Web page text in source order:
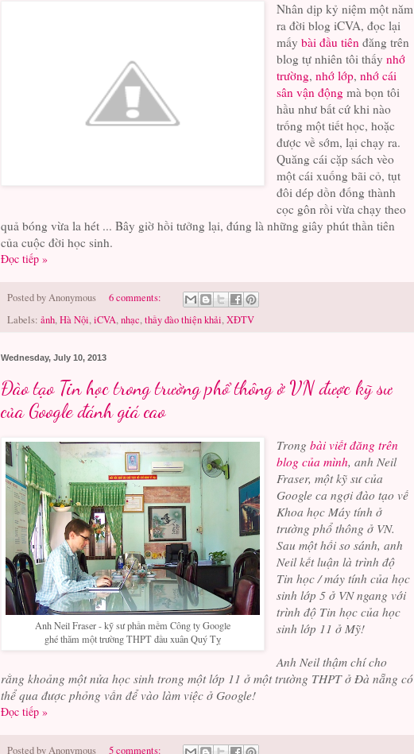
Nhân dịp kỷ niệm một năm
ra đời blog iCVA, đọc lại
mấybài đầu tiên đăng trên
blog tự nhiên tôi thấynhớ
trường,nhớ lớp,nhớ cái
sân vận động mà bọn tôi
hầu như bất cứ khi nào
trống một tiết học, hoặc
được về sớm, lại chạy ra.
Quăng cái cặp sách vèo
một cái xuống bãi cỏ, tụt
đôi dép dồn đống thành
cọc gôn rồi vừa chạy theo
quả bóng vừa la hét ... Bây giờ hồi tưởng lại, đúng là những giây phút thần tiên
của cuộc đời học sinh.
Đọc tiếp »
Posted byAnonymous
6 comments:
Labels: ảnh,Hà Nội,iCVA,nhạc,thầy đào thiện khải,XĐTV
Wednesday, July 10, 2013
Đào tạo Tin học trong trường phổ thông ở VN được kỹ sư
của Google đánh giá cao
Anh Neil Fraser - kỹ sư phần mềm Công ty Google
ghé thăm một trường THPT đầu xuân Quý Tỵ
Trongbài viết đăng trên
blog của mình, anh Neil
Fraser, một kỹ sư của
Google ca ngợi đào tạo về
Khoa học Máy tính ở
trường phổ thông ở VN.
Sau một hồi so sánh, anh
Neil kết luận là trình độ
Tin học / máy tính của học
sinh lớp 5 ở VN ngang với
trình độ Tin học của học
sinh lớp 11 ở Mỹ!
Anh Neil thậm chí cho
rằng khoảng một nửa học sinh trong một lớp 11 ở một trường THPT ở Đà nẵng có
thể qua được phỏng vấn để vào làm việc ở Google!
Đọc tiếp »
Posted byAnonymous
5 comments: